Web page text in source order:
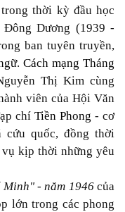
thời kỳ đầu học
Dương (1939 -
ban tuyên truyền,
. Cách mạng Tháng
Thị Kim cùng
viên của Hội Văn
chí Tiền Phong - cơ
cứu quốc, đồng thời
kịp thời những yêu
- năm 1946của
lớn trong các phong